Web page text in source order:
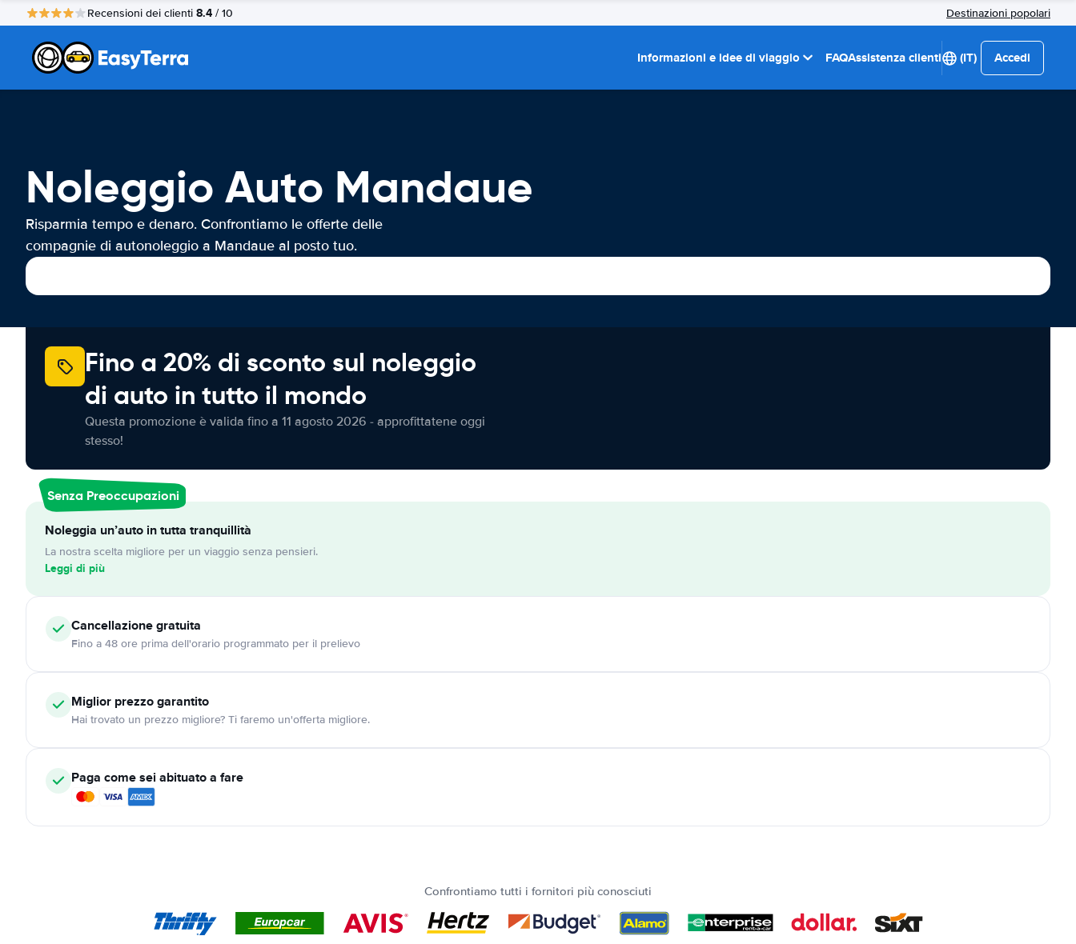
Recensioni dei clienti 8.4 / 10 Destinazioni popolari
Informazioni e idee di viaggio FAQAssistenza clienti (IT) Accedi
Noleggio Auto Mandaue
Risparmia tempo e denaro. Confrontiamo le offerte delle
compagnie di autonoleggio a Mandaue al posto tuo.
Fino a 20% di sconto sul noleggio
di auto in tutto il mondo
Questa promozione è valida fino a 11 agosto 2026 - approfittatene oggi
stesso!
Senza Preoccupazioni
Noleggia un’auto in tutta tranquillità
La nostra scelta migliore per un viaggio senza pensieri.
Leggi di più
Cancellazionegratuita
Fino a 48 ore prima dell'orario programmato per il prelievo
Miglior prezzo garantito
Hai trovato un prezzo migliore? Ti faremo un'offerta migliore.
Paga come sei abituato a fare
Confrontiamo tutti i fornitori più conosciuti